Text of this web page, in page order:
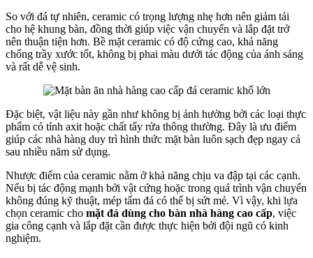
So với đá tự nhiên, ceramic có trọng lượng nhẹ hơn nên giảm tải
cho hệ khung bàn, đồng thời giúp việc vận chuyển và lắp đặt trở
nên thuận tiện hơn. Bề mặt ceramic có độ cứng cao, khả năng
chống trầy xước tốt, không bị phai màu dưới tác động của ánh sáng
và rất dễ vệ sinh.
Đặc biệt, vật liệu này gần như không bị ảnh hưởng bởi các loại thực
phẩm có tính axit hoặc chất tẩy rửa thông thường. Đây là ưu điểm
giúp các nhà hàng duy trì hình thức mặt bàn luôn sạch đẹp ngay cả
sau nhiều năm sử dụng.
Nhược điểm của ceramic nằm ở khả năng chịu va đập tại các cạnh.
Nếu bị tác động mạnh bởi vật cứng hoặc trong quá trình vận chuyển
không đúng kỹ thuật, mép tấm đá có thể bị sứt mẻ. Vì vậy, khi lựa
chọn ceramic cho mặt đá dùng cho bàn nhà hàng cao cấp, việc
gia công cạnh và lắp đặt cần được thực hiện bởi đội ngũ có kinh
nghiệm.